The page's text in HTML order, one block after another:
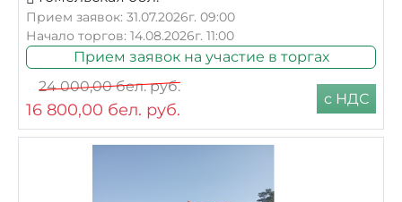
Прием заявок: 31.07.2026г. 09:00
Начало торгов: 14.08.2026г. 11:00
Прием заявок на участие в торгах
24 000,00бел. руб.
16 800,00 бел. руб.
с НДС